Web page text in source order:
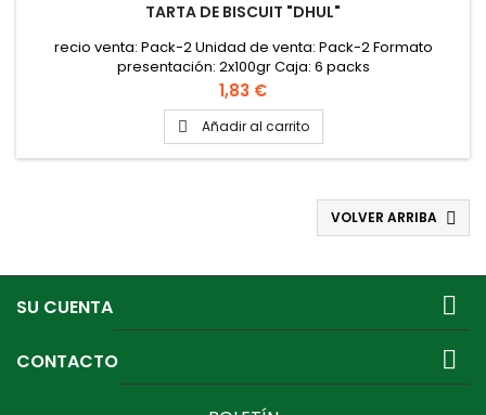
TARTA DE BISCUIT "DHUL"
recio venta: Pack-2 Unidad de venta: Pack-2 Formato
presentación: 2x100gr Caja: 6 packs
Precio
1,83 €
 Añadir al carrito
VOLVER ARRIBA 
SU CUENTA 
CONTACTO 